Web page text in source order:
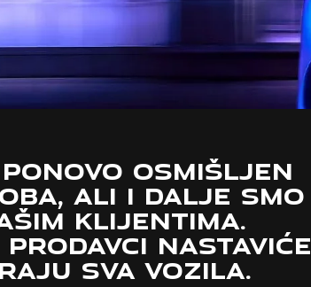
OSMIŠLJEN
ALI I DALJE SMO
KLIJENTIMA.
NASTAVIĆE
SVA VOZILA.